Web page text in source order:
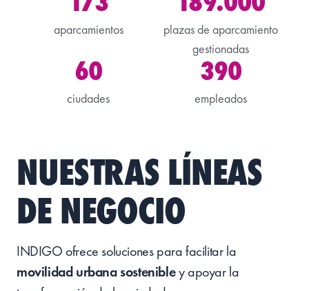
aparcamientos
plazas de aparcamiento
gestionadas
60
ciudades
390
empleados
NUESTRAS LÍNEAS
DE NEGOCIO
INDIGO ofrece soluciones para facilitar la
movilidad urbana sostenibley apoyar la